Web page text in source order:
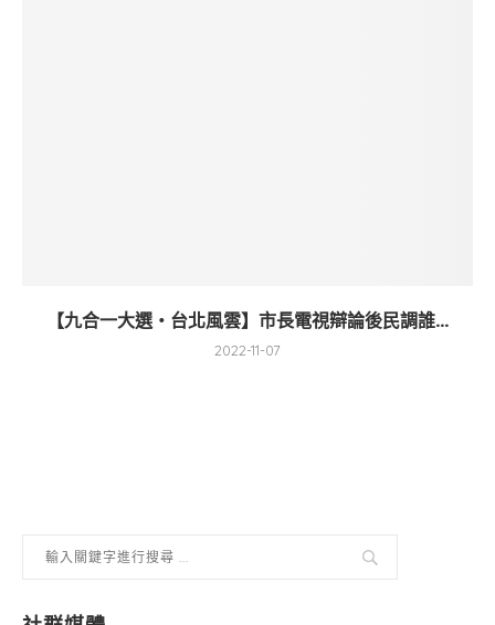
【九合一大選・台北風雲】市長電視辯論後民調誰...
2022-11-07